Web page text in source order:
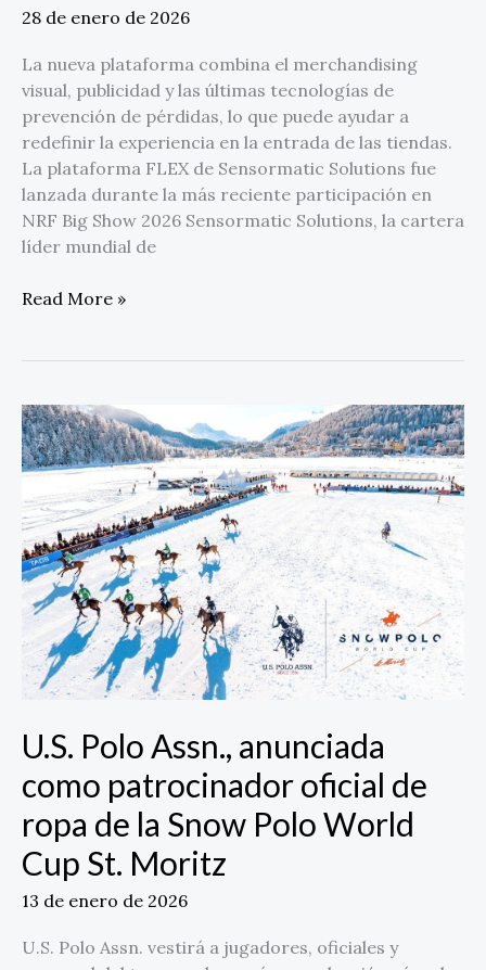
28 de enero de 2026
La nueva plataforma combina el merchandising
visual, publicidad y las últimas tecnologías de
prevención de pérdidas, lo que puede ayudar a
redefinir la experiencia en la entrada de las tiendas.
La plataforma FLEX de Sensormatic Solutions fue
lanzada durante la más reciente participación en
NRF Big Show 2026 Sensormatic Solutions, la cartera
líder mundial de
Engagement
(FLEX)
Read More »
U.S. Polo Assn., anunciada
como patrocinador oficial de
ropa de la Snow Polo World
Cup St. Moritz
13 de enero de 2026
U.S. Polo Assn. vestirá a jugadores, oficiales y
U.S.
Polo
Assn.,
anunciada
como
patrocinador
oficial
de
ropa
de
la
Snow
World
Cup
Moritz